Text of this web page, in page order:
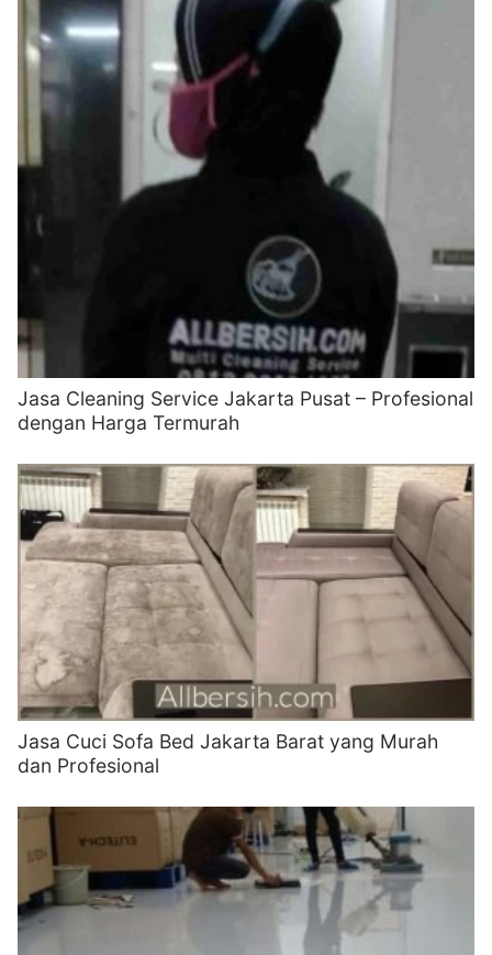
Jasa Cleaning Service Jakarta Pusat – Profesional
dengan Harga Termurah
Jasa Cuci Sofa Bed Jakarta Barat yang Murah
dan Profesional